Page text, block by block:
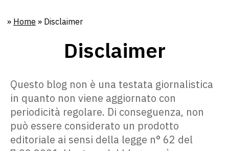
» Home » Disclaimer
Disclaimer
Questo blog non è una testata giornalistica
in quanto non viene aggiornato con
periodicità regolare. Di conseguenza, non
può essere considerato un prodotto
editoriale ai sensi della legge n° 62 del